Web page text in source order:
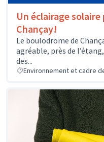
Un éclairage
Chançay!
Le boulodrome de
agréable, près de
des...
Environnement et cadre